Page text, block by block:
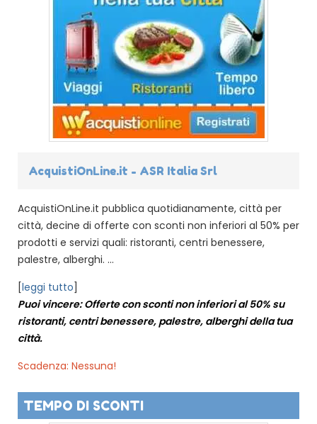
AcquistiOnLine.it - ASR Italia Srl
AcquistiOnLine.it pubblica quotidianamente, città per
città, decine di offerte con sconti non inferiori al 50% per
prodotti e servizi quali: ristoranti, centri benessere,
palestre, alberghi. ...
[leggi tutto]
Puoi vincere: Offerte con sconti non inferiori al 50% su
ristoranti, centri benessere, palestre, alberghi della tua
città.
Scadenza: Nessuna!
TEMPO DI SCONTI